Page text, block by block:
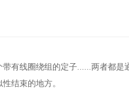
有线圈绕组的定子......两者都是
结束的地方。